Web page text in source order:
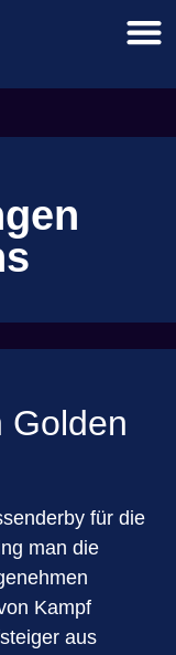
Golden
für die
man die
Kampf
aus